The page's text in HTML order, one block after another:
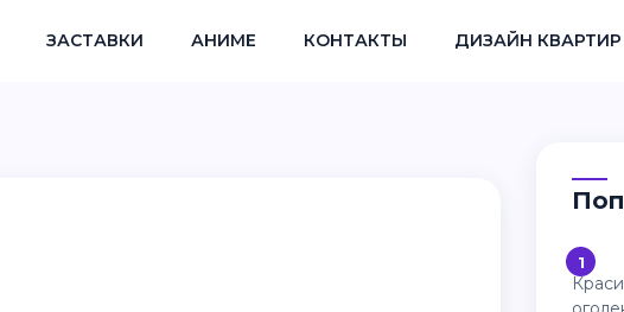
ЗАСТАВКИ АНИМЕ КОНТАКТЫ ДИЗАЙН КВАРТИР
1